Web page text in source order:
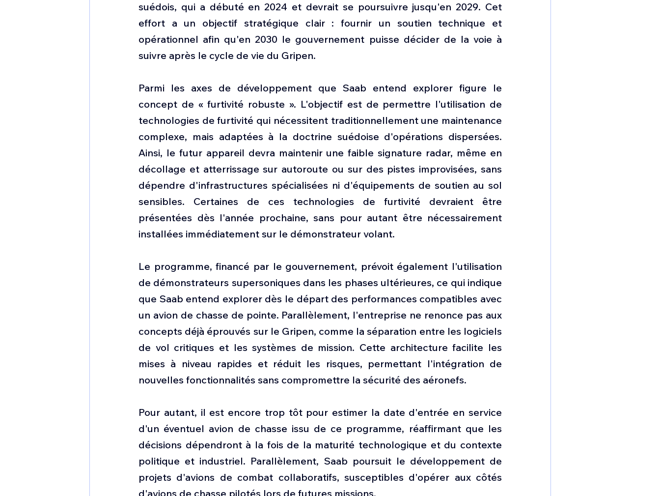
suédois, qui a débuté en 2024 et devrait se poursuivre jusqu'en 2029. Cet
effort a un objectif stratégique clair : fournir un soutien technique et
opérationnel afin qu'en 2030 le gouvernement puisse décider de la voie à
suivre après le cycle de vie du Gripen.
Parmi les axes de développement que Saab entend explorer figure le
concept de « furtivité robuste ». L'objectif est de permettre l'utilisation de
technologies de furtivité qui nécessitent traditionnellement une maintenance
complexe, mais adaptées à la doctrine suédoise d'opérations dispersées.
Ainsi, le futur appareil devra maintenir une faible signature radar, même en
décollage et atterrissage sur autoroute ou sur des pistes improvisées, sans
dépendre d'infrastructures spécialisées ni d'équipements de soutien au sol
sensibles. Certaines de ces technologies de furtivité devraient être
présentées dès l'année prochaine, sans pour autant être nécessairement
installées immédiatement sur le démonstrateur volant.
Le programme, financé par le gouvernement, prévoit également l'utilisation
de démonstrateurs supersoniques dans les phases ultérieures, ce qui indique
que Saab entend explorer dès le départ des performances compatibles avec
un avion de chasse de pointe. Parallèlement, l'entreprise ne renonce pas aux
concepts déjà éprouvés sur le Gripen, comme la séparation entre les logiciels
de vol critiques et les systèmes de mission. Cette architecture facilite les
mises à niveau rapides et réduit les risques, permettant l'intégration de
nouvelles fonctionnalités sans compromettre la sécurité des aéronefs.
Pour autant, il est encore trop tôt pour estimer la date d'entrée en service
d'un éventuel avion de chasse issu de ce programme, réaffirmant que les
décisions dépendront à la fois de la maturité technologique et du contexte
politique et industriel. Parallèlement, Saab poursuit le développement de
projets d'avions de combat collaboratifs, susceptibles d'opérer aux côtés
d'avions de chasse pilotés lors de futures missions.